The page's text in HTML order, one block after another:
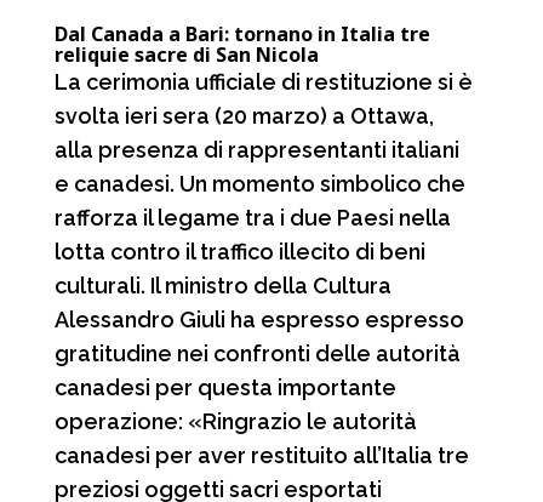
Dal Canada a Bari: tornano in Italia tre
reliquie sacre di San Nicola
La cerimonia ufficiale di restituzione si è
svolta ieri sera (20 marzo) a Ottawa,
alla presenza di rappresentanti italiani
e canadesi. Un momento simbolico che
rafforza il legame tra i due Paesi nella
lotta contro il traffico illecito di beni
culturali. Il ministro della Cultura
Alessandro Giuli ha espresso espresso
gratitudine nei confronti delle autorità
canadesi per questa importante
operazione: «Ringrazio le autorità
canadesi per aver restituito all’Italia tre
preziosi oggetti sacri esportati